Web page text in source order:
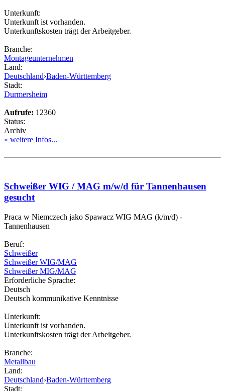
Unterkunft:
Unterkunft ist vorhanden.
Unterkunftskosten trägt der Arbeitgeber.
Branche:
Montageunternehmen
Land:
Deutschland›Baden-Württemberg
Stadt:
Durmersheim
Aufrufe: 12360
Status:
Archiv
» weitere Infos...
Schweißer WIG / MAG m/w/d für Tannenhausen
gesucht
Praca w Niemczech jako Spawacz WIG MAG (k/m/d) -
Tannenhausen
Beruf:
Schweißer
Schweißer WIG/MAG
Schweißer MIG/MAG
Erforderliche Sprache:
Deutsch
Deutsch kommunikative Kenntnisse
Unterkunft:
Unterkunft ist vorhanden.
Unterkunftskosten trägt der Arbeitgeber.
Branche:
Metallbau
Land:
Deutschland›Baden-Württemberg
Stadt: